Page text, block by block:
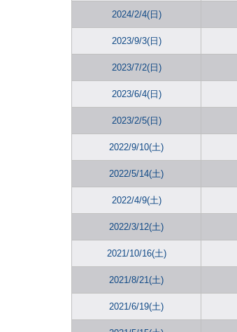
2024/2/4(日)
2023/9/3(日)
2023/7/2(日)
2023/6/4(日)
2023/2/5(日)
2022/9/10(土)
2022/5/14(土)
2022/4/9(土)
2022/3/12(土)
2021/10/16(土)
2021/8/21(土)
2021/6/19(土)